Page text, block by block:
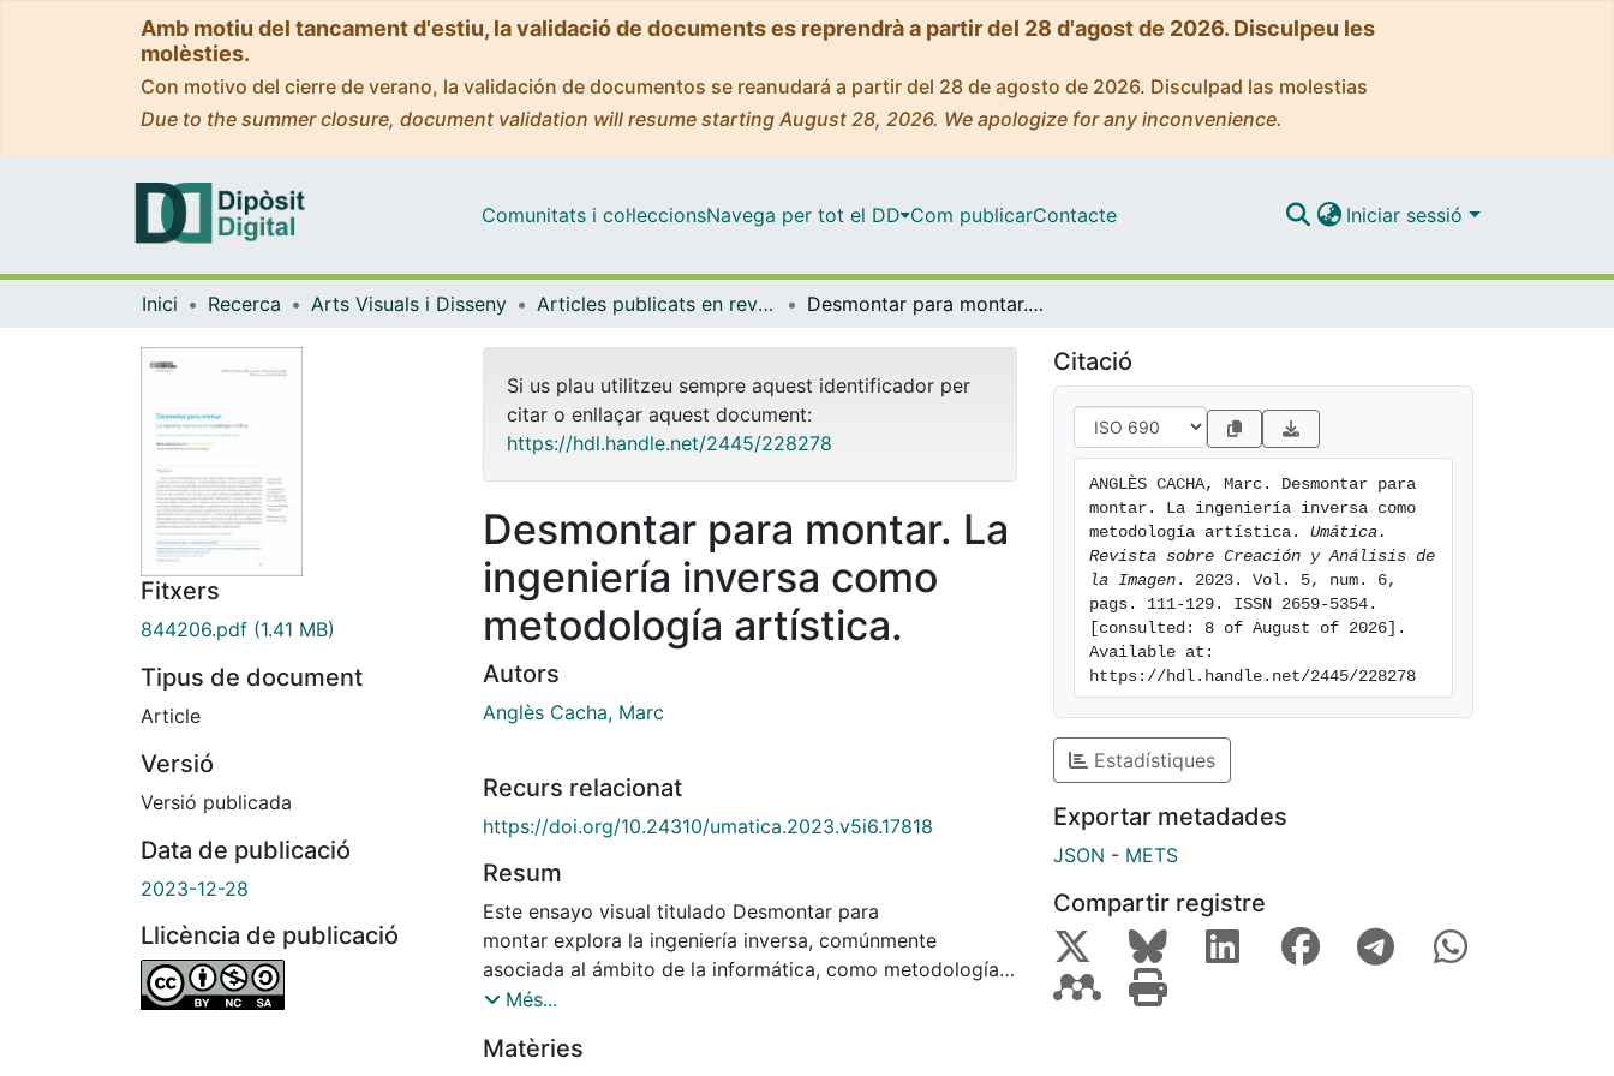
Amb motiu del tancament d'estiu, la validació de documents es reprendrà a partir del 28 d'agost de 2026. Disculpeu les
molèsties.
Con motivo del cierre de verano, la validación de documentos se reanudará a partir del 28 de agosto de 2026. Disculpad las molestias
Due to the summer closure, document validation will resume starting August 28, 2026. We apologize for any inconvenience.
Comunitats i col·leccionsNavega per tot el DD Com publicarContacte Iniciar sessió
Inici Recerca Arts Visuals i Disseny Articles publicats en revistes (Arts Visuals i Disseny) Desmontar para montar. La ingeniería inversa como metodología artística.
Fitxers
844206.pdf (1.41 MB)
Tipus de document
Article
Versió
Versió publicada
Data de publicació
2023-12-28
Llicència de publicació
Si us plau utilitzeu sempre aquest identificador per
citar o enllaçar aquest document:
https://hdl.handle.net/2445/228278
Desmontar para montar. La
ingeniería inversa como
metodología artística.
Autors
Anglès Cacha, Marc
Recurs relacionat
https://doi.org/10.24310/umatica.2023.v5i6.17818
Resum
Este ensayo visual titulado Desmontar para
montar explora la ingeniería inversa, comúnmente
asociada al ámbito de la informática, como metodología
artística. En este sentido, las fotografías, los diagramas y
los aparatos electrónicos actúan del mismo modo que las
Més...
Matèries
Citació
ANGLÈS CACHA, Marc. Desmontar para
montar. La ingeniería inversa como
metodología artística. Umática.
Revista sobre Creación y Análisis de
la Imagen . 2023. Vol. 5, num. 6,
pags. 111-129. ISSN 2659-5354.
[consulted: 8 of August of 2026].
Available at:
https://hdl.handle.net/2445/228278
Estadístiques
Exportar metadades
JSON - METS
Compartir registre